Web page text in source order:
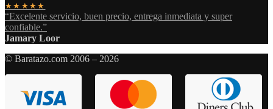
★★★★★
“Excelente servicio, buen precio, entrega inmediata y super
confiable.”
Jamary Loor
© Baratazo.com 2006 – 2026